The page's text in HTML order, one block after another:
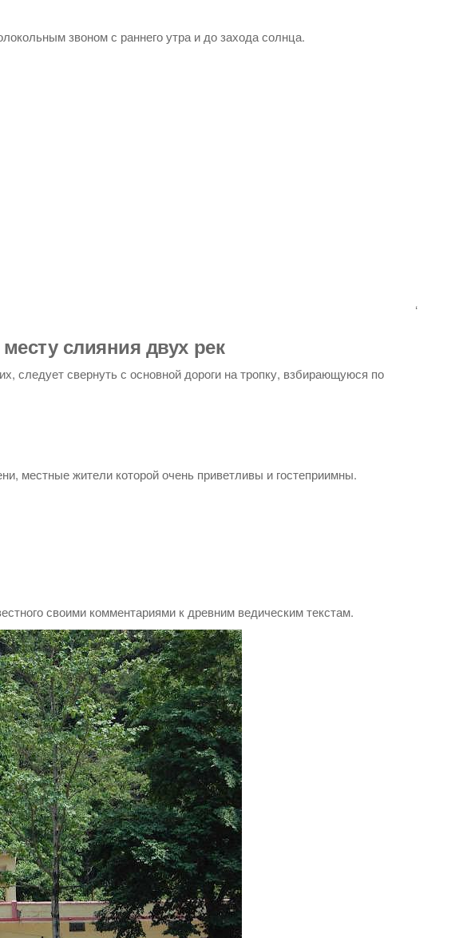
звоном с раннего утра и до захода солнца.
‘
слияния двух рек
следует свернуть с основной дороги на тропку, взбирающуюся по
местные жители которой очень приветливы и гостеприимны.
своими комментариями к древним ведическим текстам.